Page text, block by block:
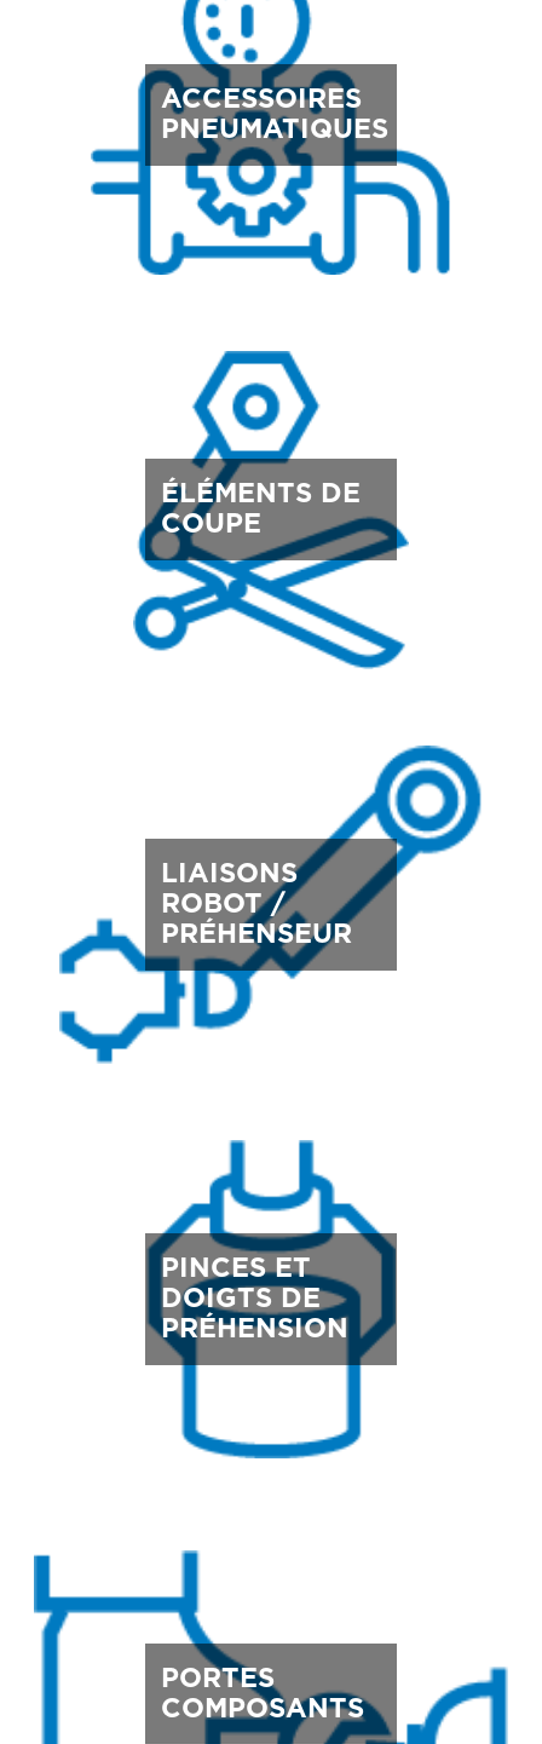
ACCESSOIRES
PNEUMATIQUES
ÉLÉMENTS DE
COUPE
LIAISONS
ROBOT /
PRÉHENSEUR
PINCES ET
DOIGTS DE
PRÉHENSION
PORTES
COMPOSANTS